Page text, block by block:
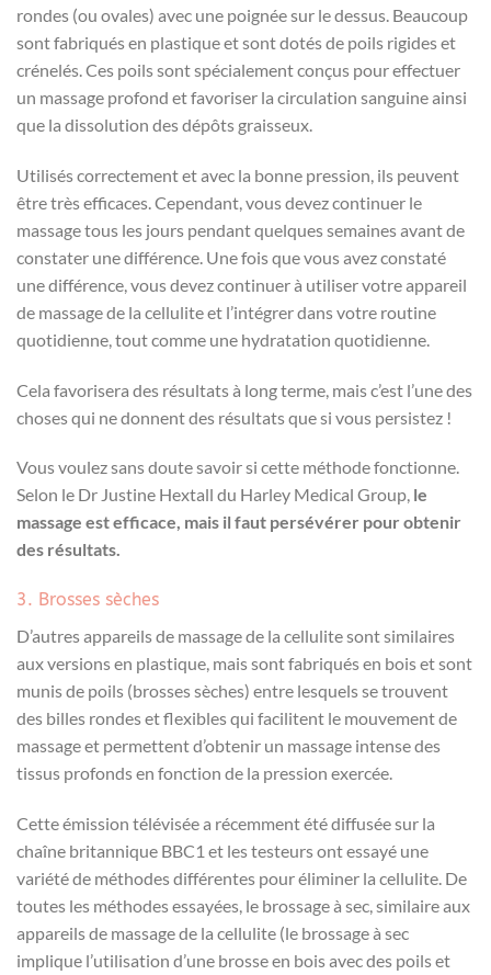
rondes (ou ovales) avec une poignée sur le dessus. Beaucoup
sont fabriqués en plastique et sont dotés de poils rigides et
crénelés. Ces poils sont spécialement conçus pour effectuer
un massage profond et favoriser la circulation sanguine ainsi
que la dissolution des dépôts graisseux.
Utilisés correctement et avec la bonne pression, ils peuvent
être très efficaces. Cependant, vous devez continuer le
massage tous les jours pendant quelques semaines avant de
constater une différence. Une fois que vous avez constaté
une différence, vous devez continuer à utiliser votre appareil
de massage de la cellulite et l’intégrer dans votre routine
quotidienne, tout comme une hydratation quotidienne.
Cela favorisera des résultats à long terme, mais c’est l’une des
choses qui ne donnent des résultats que si vous persistez !
Vous voulez sans doute savoir si cette méthode fonctionne.
Selon le Dr Justine Hextall du Harley Medical Group, le
massage est efficace, mais il faut persévérer pour obtenir
des résultats.
3. Brosses sèches
D’autres appareils de massage de la cellulite sont similaires
aux versions en plastique, mais sont fabriqués en bois et sont
munis de poils (brosses sèches) entre lesquels se trouvent
des billes rondes et flexibles qui facilitent le mouvement de
massage et permettent d’obtenir un massage intense des
tissus profonds en fonction de la pression exercée.
Cette émission télévisée a récemment été diffusée sur la
chaîne britannique BBC1 et les testeurs ont essayé une
variété de méthodes différentes pour éliminer la cellulite. De
toutes les méthodes essayées, le brossage à sec, similaire aux
appareils de massage de la cellulite (le brossage à sec
implique l’utilisation d’une brosse en bois avec des poils et